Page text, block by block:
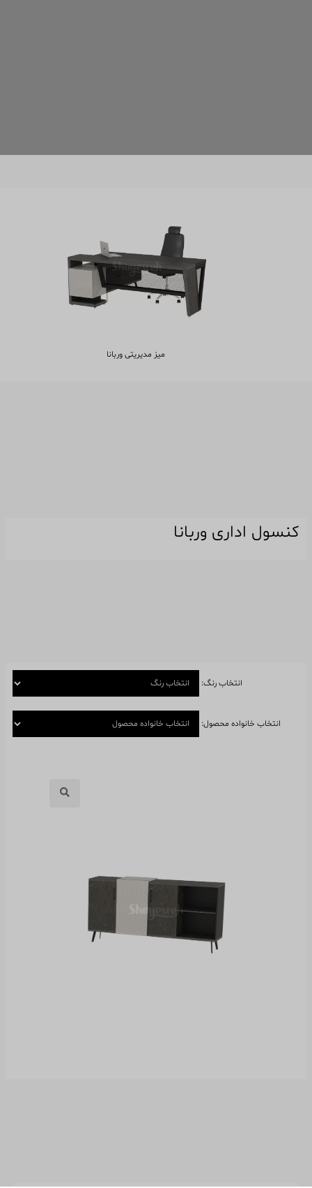
میز مدیریتی وربانا
کنسول اداری وربانا
انتخاب رنگ:
انتخاب خانواده محصول: